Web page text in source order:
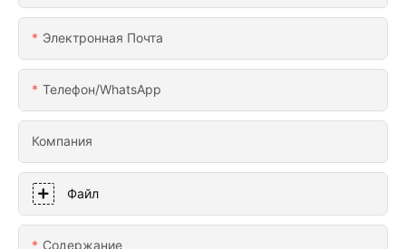
Электронная Почта
Телефон/WhatsApp
Компания
Файл
Содержание